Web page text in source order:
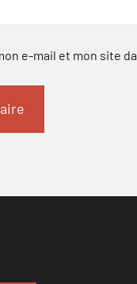
e-mail et mon site